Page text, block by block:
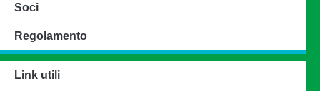
Soci
Regolamento
Link utili